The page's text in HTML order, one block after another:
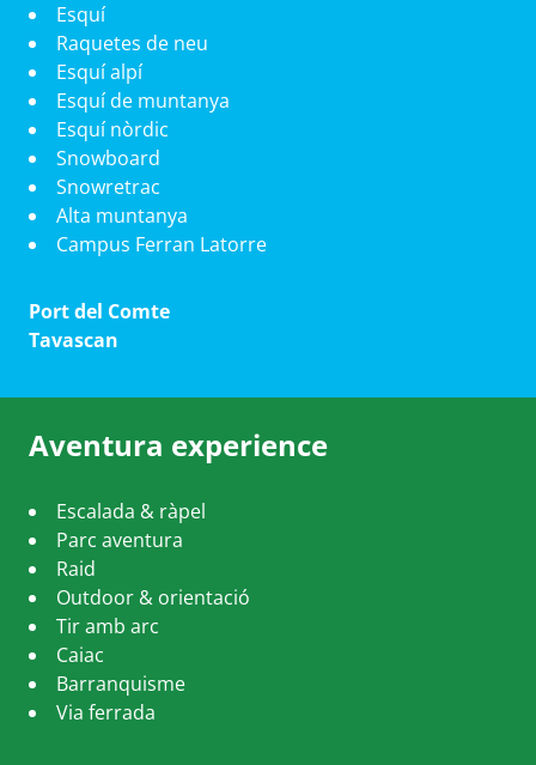
Esquí
Raquetes de neu
Esquí alpí
Esquí de muntanya
Esquí nòrdic
Snowboard
Snowretrac
Alta muntanya
Campus Ferran Latorre
Port del Comte
Tavascan
Aventura experience
Escalada & ràpel
Parc aventura
Raid
Outdoor & orientació
Tir amb arc
Caiac
Barranquisme
Via ferrada